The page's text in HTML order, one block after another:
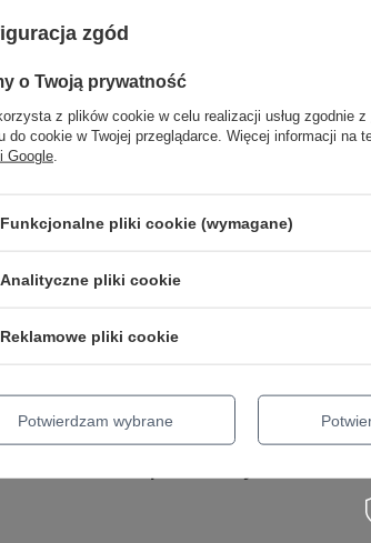
PRZEKRÓJ
do gitary
Raw V Nappa czarny skórzany
Fretboard Preparat do czyszczenia i
zgód
o Twoją prywatność
z plików cookie w celu realizacji usług zgodnie z
do cookie w Twojej przeglądarce. Więcej informacji
Google
Funkcjonalne pliki cookie (wymagane)
Analityczne pliki cookie
Reklamowe pliki cookie
Potwierdzam wybrane